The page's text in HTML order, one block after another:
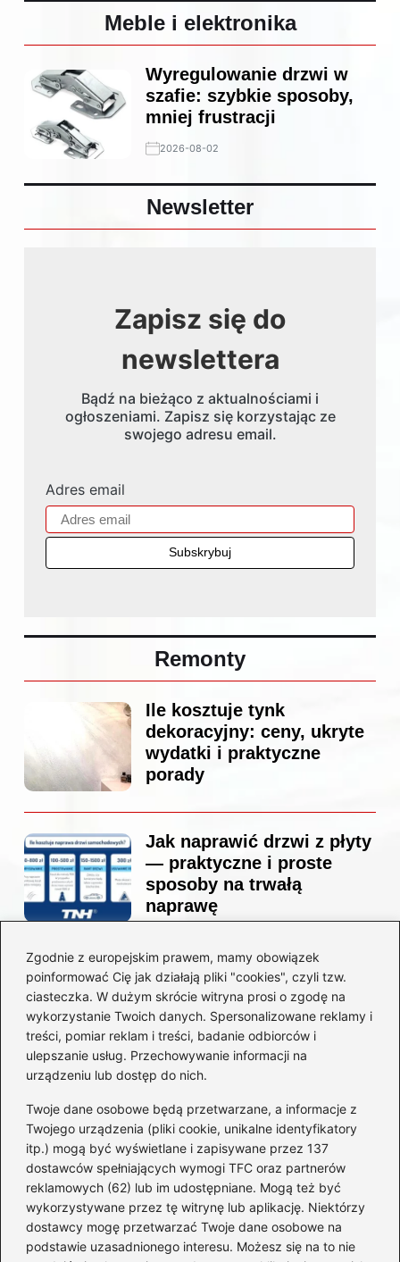
Zgodnie z europejskim prawem, mamy obowiązek
poinformować Cię jak działają pliki "cookies", czyli tzw.
ciasteczka. W dużym skrócie witryna prosi o zgodę na
wykorzystanie Twoich danych. Spersonalizowane reklamy i
treści, pomiar reklam i treści, badanie odbiorców i
ulepszanie usług. Przechowywanie informacji na
urządzeniu lub dostęp do nich.
Twoje dane osobowe będą przetwarzane, a informacje z
Twojego urządzenia (pliki cookie, unikalne identyfikatory
itp.) mogą być wyświetlane i zapisywane przez 137
dostawców spełniających wymogi TFC oraz partnerów
reklamowych (62) lub im udostępniane. Mogą też być
wykorzystywane przez tę witrynę lub aplikację. Niektórzy
dostawcy mogę przetwarzać Twoje dane osobowe na
podstawie uzasadnionego interesu. Możesz się na to nie
Meble i elektronika
Wyregulowanie drzwi w
szafie: szybkie sposoby,
mniej frustracji
2026-08-02
Newsletter
Zapisz się do
newslettera
Bądź na bieżąco z aktualnościami i
ogłoszeniami. Zapisz się korzystając ze
swojego adresu email.
Adres email
Remonty
Ile kosztuje tynk
dekoracyjny: ceny, ukryte
wydatki i praktyczne
porady
Jak naprawić drzwi z płyty
— praktyczne i proste
sposoby na trwałą
naprawę
Ile kosztuje projekt
łazienki u architekta —
ceny, które naprawdę
zaskoczą
Jak zamontować listwę
startową do styropianu
bez błędów: krok po kroku
Jak wyciszyć strop
drewniany: 5